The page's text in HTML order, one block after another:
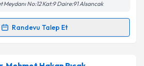
işlenmesine ilişkin
ve kişisel verilerimin belirtilen
Meydanı No:12 Kat:9 Daire:91 Alsancak
Randevu Talep Et
Talebi